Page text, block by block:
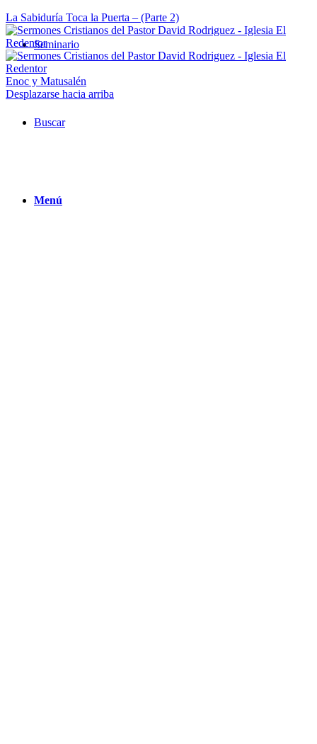
Seminario
Buscar
Menú
La Sabiduría Toca la Puerta – (Parte 2)
Enoc y Matusalén
Desplazarse hacia arriba